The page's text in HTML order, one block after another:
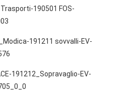
190501 FOS-
191211 sovvalli-EV-
191212_Sopravaglio-EV-